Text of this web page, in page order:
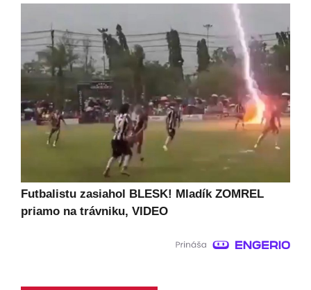
Futbalistu zasiahol BLESK! Mladík ZOMREL
priamo na trávniku, VIDEO